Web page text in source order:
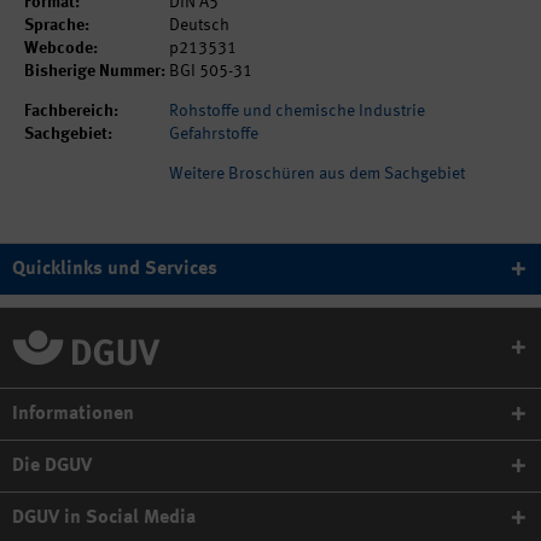
Sprache:
Deutsch
Webcode:
p213531
Bisherige Nummer: BGI 505-31
Fachbereich:
Rohstoffe und chemische Industrie
Sachgebiet:
Gefahrstoffe
Weitere Broschüren aus dem Sachgebiet
Quicklinks und Services
Informationen
Die DGUV
DGUV in Social Media